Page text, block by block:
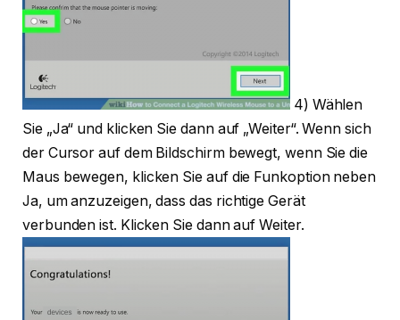
4) Wählen
Sie „Ja“ und klicken Sie dann auf „Weiter“. Wenn sich
der Cursor auf dem Bildschirm bewegt, wenn Sie die
Maus bewegen, klicken Sie auf die Funkoption neben
Ja, um anzuzeigen, dass das richtige Gerät
verbunden ist. Klicken Sie dann auf Weiter.